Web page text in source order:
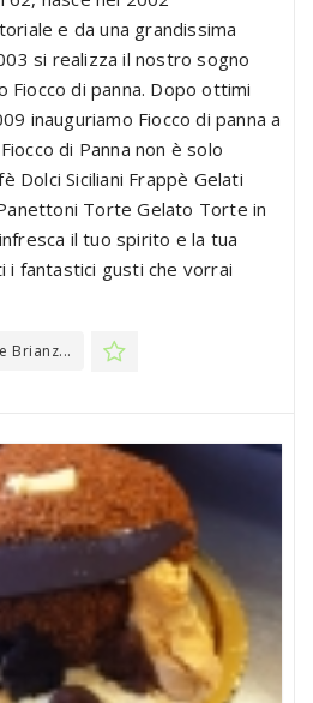
e da una grandissima
si realizza il nostro sogno
Fiocco di panna. Dopo ottimi
inauguriamo Fiocco di panna a
di Panna non è solo
Dolci Siciliani Frappè Gelati
Torte Gelato Torte in
il tuo spirito e la tua
i fantastici gusti che vorrai
Brianz...